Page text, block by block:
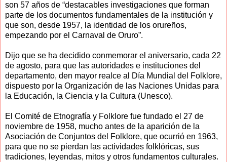
son 57 años de “destacables investigaciones que forman
parte de los documentos fundamentales de la institución y
que son, desde 1957, la identidad de los orureños,
empezando por el Carnaval de Oruro”.
Dijo que se ha decidido conmemorar el aniversario, cada 22
de agosto, para que las autoridades e instituciones del
departamento, den mayor realce al Día Mundial del Folklore,
dispuesto por la Organización de las Naciones Unidas para
la Educación, la Ciencia y la Cultura (Unesco).
El Comité de Etnografía y Folklore fue fundado el 27 de
noviembre de 1958, mucho antes de la aparición de la
Asociación de Conjuntos del Folklore, que ocurrió en 1963,
para que no se pierdan las actividades folklóricas, sus
tradiciones, leyendas, mitos y otros fundamentos culturales.